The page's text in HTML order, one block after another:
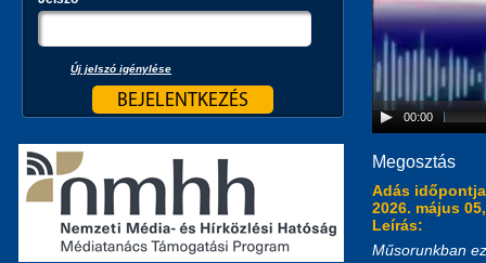
00:00
Megosztás
Adás
2026. május
Leírás:
Műsorunkban
Új jelszó igénylése